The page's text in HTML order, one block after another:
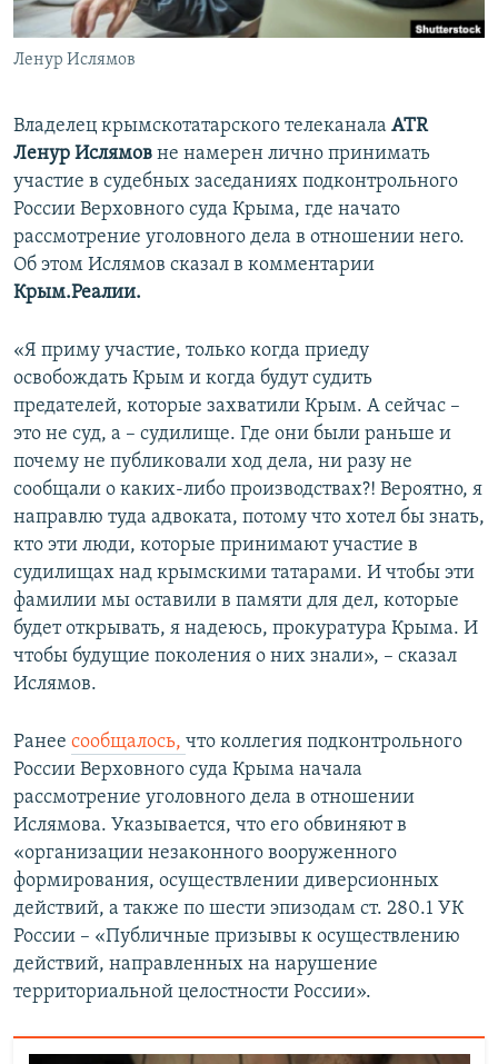
УКРАИНСКАЯ ПРОБЛЕМА КРЫМА
Все сайты RFE/RL
Ленур Ислямов
Владелец крымскотатарского телеканала ATR
Ленур Ислямов не намерен лично принимать
участие в судебных заседаниях подконтрольного
России Верховного суда Крыма, где начато
рассмотрение уголовного дела в отношении него.
Об этом Ислямов сказал в комментарии
Крым.Реалии.
«Я приму участие, только когда приеду
освобождать Крым и когда будут судить
предателей, которые захватили Крым. А сейчас –
это не суд, а – судилище. Где они были раньше и
почему не публиковали ход дела, ни разу не
сообщали о каких-либо производствах?! Вероятно, я
направлю туда адвоката, потому что хотел бы знать,
кто эти люди, которые принимают участие в
судилищах над крымскими татарами. И чтобы эти
фамилии мы оставили в памяти для дел, которые
будет открывать, я надеюсь, прокуратура Крыма. И
чтобы будущие поколения о них знали», – сказал
Ислямов.
Ранее сообщалось, что коллегия подконтрольного
России Верховного суда Крыма начала
рассмотрение уголовного дела в отношении
Ислямова. Указывается, что его обвиняют в
«организации незаконного вооруженного
формирования, осуществлении диверсионных
действий, а также по шести эпизодам ст. 280.1 УК
России – «Публичные призывы к осуществлению
действий, направленных на нарушение
территориальной целостности России».